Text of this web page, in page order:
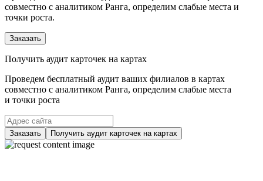
совместно с аналитиком Ранга, определим слабые места и
точки роста.
Заказать
Получить аудит карточек на картах
Проведем бесплатный аудит ваших филиалов в картах
совместно с аналитиком Ранга, определим слабые места
и точки роста
Заказать Получить аудит карточек на картах